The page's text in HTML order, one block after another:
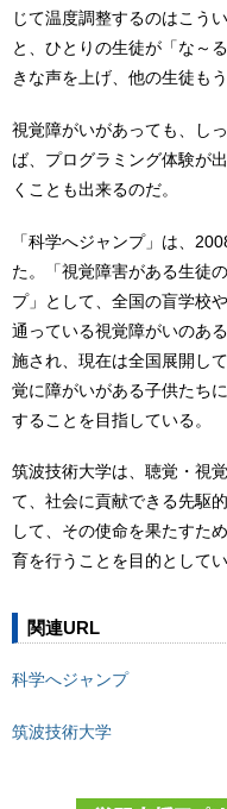
じて温度調整するのはこう
と、ひとりの生徒が「な～
きな声を上げ、他の生徒も
視覚障がいがあっても、し
ば、プログラミング体験が
くことも出来るのだ。
「科学へジャンプ」は、
た。「視覚障害がある生徒
プ」として、全国の盲学校
通っている視覚障がいのあ
施され、現在は全国展開し
覚に障がいがある子供たち
することを目指している。
筑波技術大学は、聴覚・視
て、社会に貢献できる先駆
して、その使命を果たすた
育を行うことを目的としてい
関連URL
科学へジャンプ
筑波技術大学